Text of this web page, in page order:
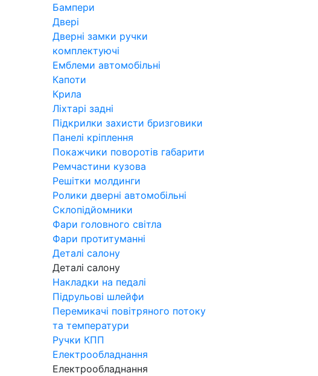
Бампери
Двері
Дверні замки ручки
комплектуючі
Емблеми автомобільні
Капоти
Крила
Ліхтарі задні
Підкрилки захисти бризговики
Панелі кріплення
Покажчики поворотів габарити
Ремчастини кузова
Решітки молдинги
Ролики дверні автомобільні
Склопідйомники
Фари головного світла
Фари протитуманні
Деталі салону
Деталі салону
Накладки на педалі
Підрульові шлейфи
Перемикачі повітряного потоку
та температури
Ручки КПП
Електрообладнання
Електрообладнання